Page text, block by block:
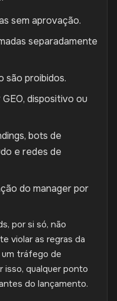
sem aprovação.
separadamente
são proibidos.
dispositivo ou
bots de
e redes de
do manager por
por si só, não
violar as regras da
tráfego de
isso, qualquer ponto
do lançamento.